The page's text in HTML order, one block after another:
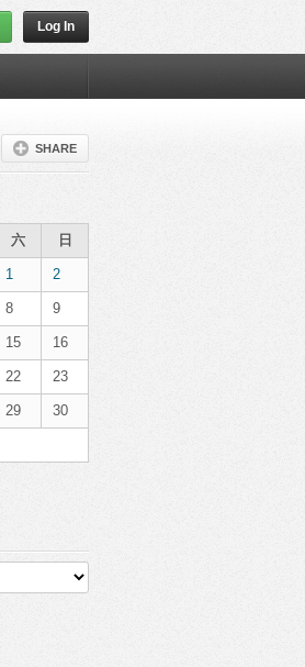
Log In
SHARE
六 日
1 2
8 9
15 16
22 23
29 30